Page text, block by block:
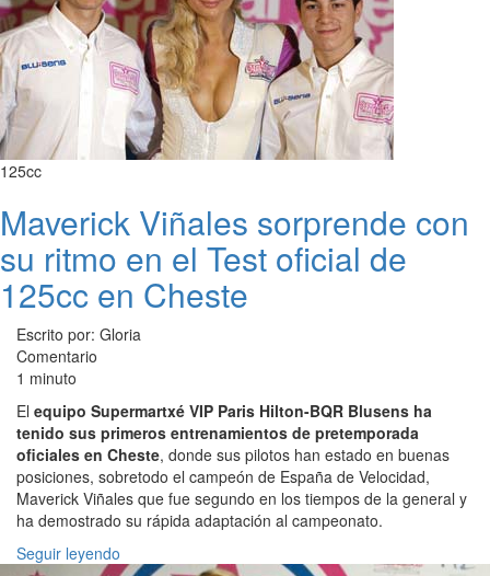
125cc
Maverick Viñales sorprende con
su ritmo en el Test oficial de
125cc en Cheste
Escrito por: Gloria
Comentario
1 minuto
El equipo Supermartxé VIP Paris Hilton-BQR Blusens ha
tenido sus primeros entrenamientos de pretemporada
oficiales en Cheste, donde sus pilotos han estado en buenas
posiciones, sobretodo el campeón de España de Velocidad,
Maverick Viñales que fue segundo en los tiempos de la general y
ha demostrado su rápida adaptación al campeonato.
Seguir leyendo